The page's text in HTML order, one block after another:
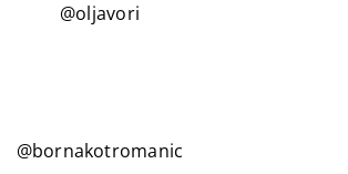
@oljavori
@bornakotromanic